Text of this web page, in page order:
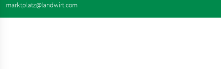
marktplatz@landwirt.com